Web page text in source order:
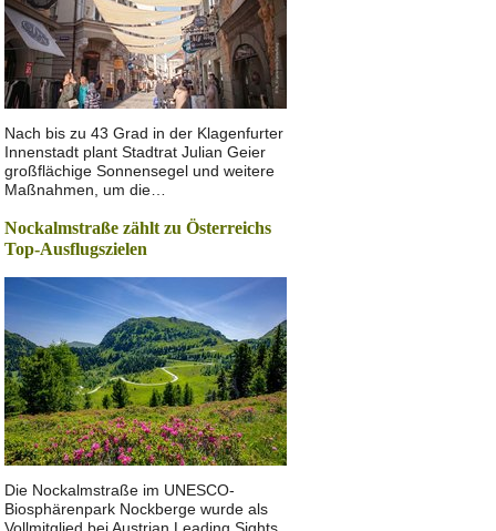
Nach bis zu 43 Grad in der Klagenfurter
Innenstadt plant Stadtrat Julian Geier
großflächige Sonnensegel und weitere
Maßnahmen, um die…
Nockalmstraße zählt zu Österreichs
Top-Ausflugszielen
Die Nockalmstraße im UNESCO-
Biosphärenpark Nockberge wurde als
Vollmitglied bei Austrian Leading Sights